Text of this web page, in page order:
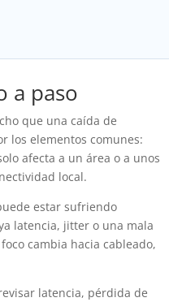
a paso
que una caída de
los elementos comunes:
afecta a un área o a unos
local.
estar sufriendo
latencia, jitter o una mala
cambia hacia cableado,
latencia, pérdida de